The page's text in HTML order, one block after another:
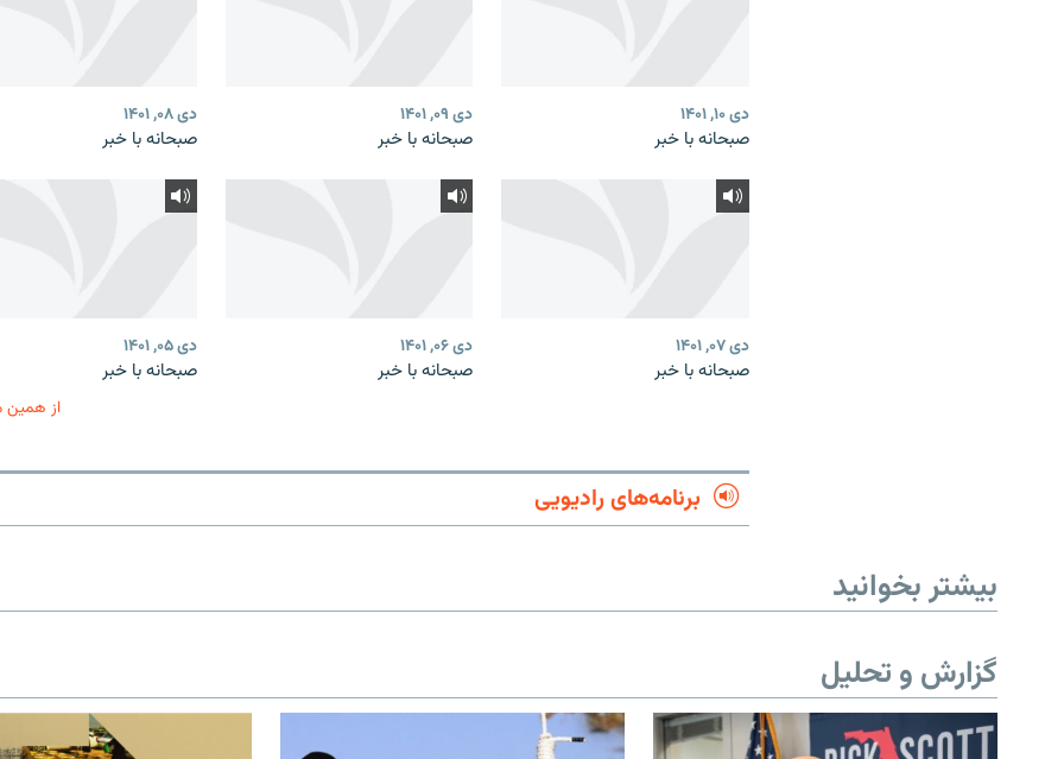
دی ۱۰, ۱۴۰۱
صبحانه با خبر
دی ۰۹, ۱۴۰۱
صبحانه با خبر
دی ۰۸, ۱۴۰۱
صبحانه با خبر
دی ۰۷, ۱۴۰۱
صبحانه با خبر
دی ۰۶, ۱۴۰۱
صبحانه با خبر
دی ۰۵, ۱۴۰۱
صبحانه با خبر
از همین
برنامه‌های رادیویی
بیشتر بخوانید
گزارش و تحلیل